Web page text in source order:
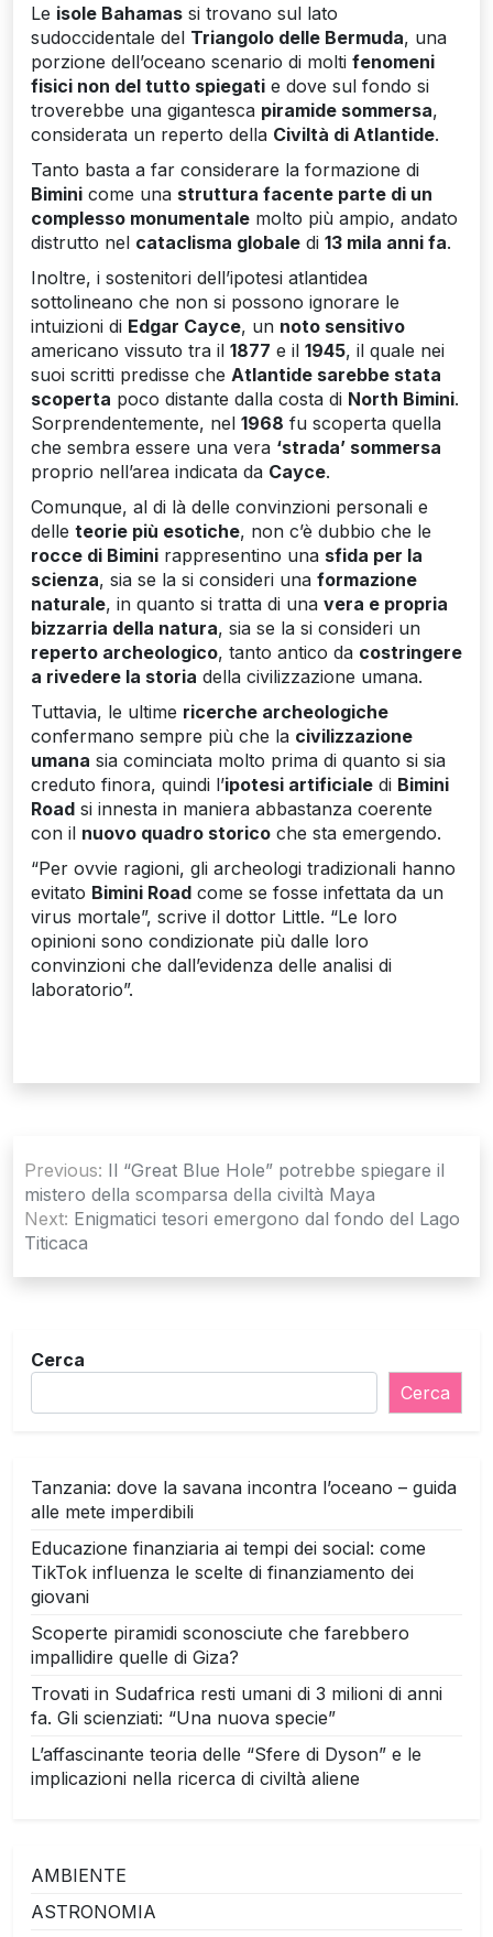
Le isole Bahamas si trovano sul lato
sudoccidentale del Triangolo delle Bermuda, una
porzione dell’oceano scenario di molti fenomeni
fisici non del tutto spiegati e dove sul fondo si
troverebbe una gigantesca piramide sommersa,
considerata un reperto della Civiltà di Atlantide.
Tanto basta a far considerare la formazione di
Bimini come una struttura facente parte di un
complesso monumentale molto più ampio, andato
distrutto nel cataclisma globale di 13 mila anni fa.
Inoltre, i sostenitori dell’ipotesi atlantidea
sottolineano che non si possono ignorare le
intuizioni di Edgar Cayce, un noto sensitivo
americano vissuto tra il 1877 e il 1945, il quale nei
suoi scritti predisse che Atlantide sarebbe stata
scoperta poco distante dalla costa di North Bimini.
Sorprendentemente, nel 1968 fu scoperta quella
che sembra essere una vera ‘strada’ sommersa
proprio nell’area indicata da Cayce.
Comunque, al di là delle convinzioni personali e
delle teorie più esotiche, non c’è dubbio che le
rocce di Bimini rappresentino una sfida per la
scienza, sia se la si consideri una formazione
naturale, in quanto si tratta di una vera e propria
bizzarria della natura, sia se la si consideri un
reperto archeologico, tanto antico da costringere
a rivedere la storia della civilizzazione umana.
Tuttavia, le ultime ricerche archeologiche
confermano sempre più che la civilizzazione
umana sia cominciata molto prima di quanto si sia
creduto finora, quindi l’ipotesi artificiale di Bimini
Road si innesta in maniera abbastanza coerente
con il nuovo quadro storico che sta emergendo.
“Per ovvie ragioni, gli archeologi tradizionali hanno
evitato Bimini Road come se fosse infettata da un
virus mortale”, scrive il dottor Little. “Le loro
opinioni sono condizionate più dalle loro
convinzioni che dall’evidenza delle analisi di
laboratorio”.
articoli
Previous: Il “Great Blue Hole” potrebbe spiegare il
mistero della scomparsa della civiltà Maya
Next: Enigmatici tesori emergono dal fondo del Lago
Titicaca
Cerca
Cerca
Tanzania: dove la savana incontra l’oceano – guida
alle mete imperdibili
Educazione finanziaria ai tempi dei social: come
TikTok influenza le scelte di finanziamento dei
giovani
Scoperte piramidi sconosciute che farebbero
impallidire quelle di Giza?
Trovati in Sudafrica resti umani di 3 milioni di anni
fa. Gli scienziati: “Una nuova specie”
L’affascinante teoria delle “Sfere di Dyson” e le
implicazioni nella ricerca di civiltà aliene
AMBIENTE
ASTRONOMIA